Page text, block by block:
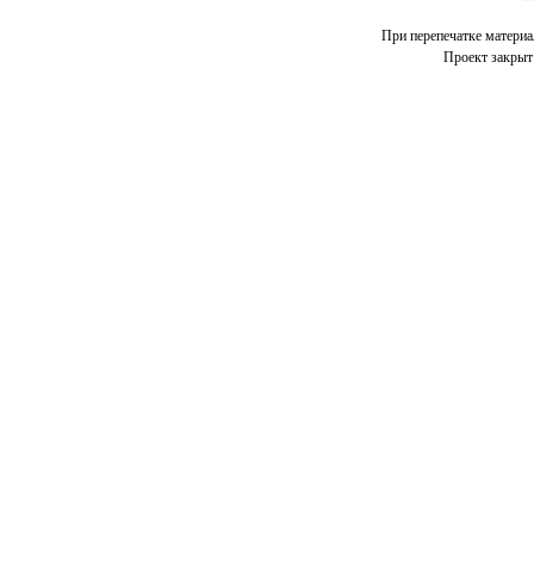
При перепечатке
Проект закрыт